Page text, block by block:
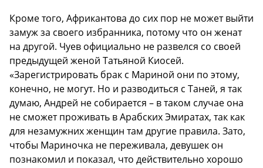
Кроме того, Африкантова до сих пор не может выйти
замуж за своего избранника, потому что он женат
на другой. Чуев официально не развелся со своей
предыдущей женой Татьяной Киосей.
«Зарегистрировать брак с Мариной они по этому,
конечно, не могут. Но и разводиться с Таней, я так
думаю, Андрей не собирается – в таком случае она
не сможет проживать в Арабских Эмиратах, так как
для незамужних женщин там другие правила. Зато,
чтобы Мариночка не переживала, девушек он
познакомил и показал, что действительно хорошо